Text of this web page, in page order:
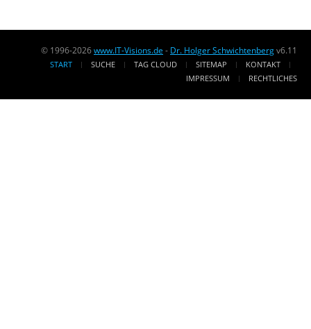
© 1996-2026www.IT-Visions.de - Dr. Holger Schwichtenbergv6.11
START SUCHE TAG CLOUD SITEMAP
KONTAKT
IMPRESSUM
RECHTLICHES